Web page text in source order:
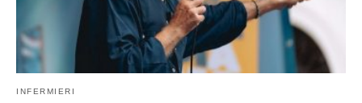
INFERMIERI